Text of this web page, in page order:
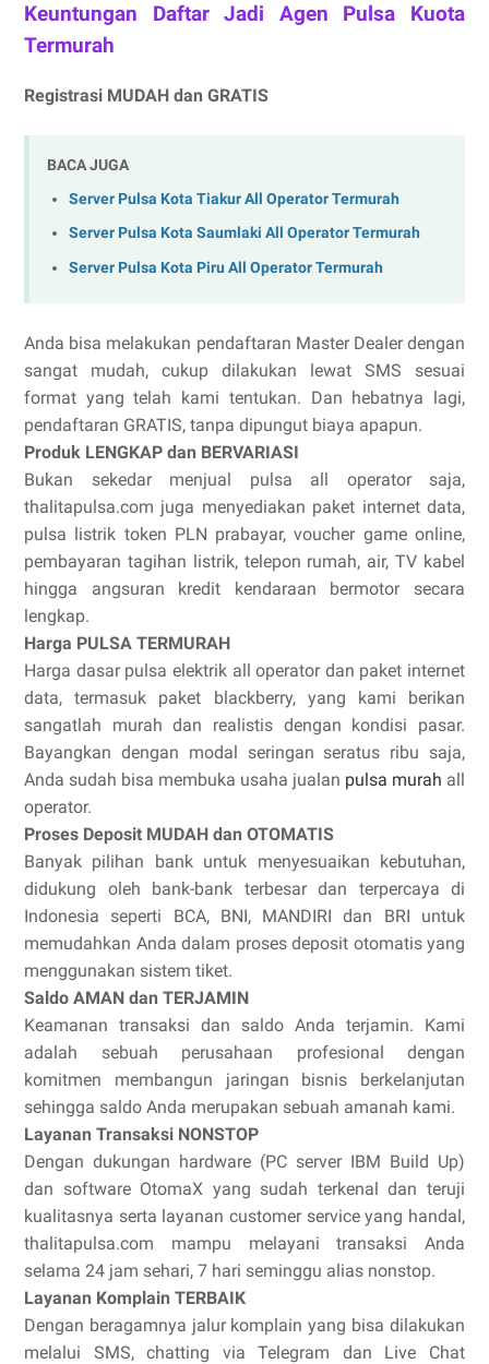
Keuntungan Daftar Jadi Agen Pulsa Kuota
Termurah
Registrasi MUDAH dan GRATIS
BACA JUGA
Server Pulsa Kota Tiakur All Operator Termurah
Server Pulsa Kota Saumlaki All Operator Termurah
Server Pulsa Kota Piru All Operator Termurah
Anda bisa melakukan pendaftaran Master Dealer dengan
sangat mudah, cukup dilakukan lewat SMS sesuai
format yang telah kami tentukan. Dan hebatnya lagi,
pendaftaran GRATIS, tanpa dipungut biaya apapun.
Produk LENGKAP dan BERVARIASI
Bukan sekedar menjual pulsa all operator saja,
thalitapulsa.com juga menyediakan paket internet data,
pulsa listrik token PLN prabayar, voucher game online,
pembayaran tagihan listrik, telepon rumah, air, TV kabel
hingga angsuran kredit kendaraan bermotor secara
lengkap.
Harga PULSA TERMURAH
Harga dasar pulsa elektrik all operator dan paket internet
data, termasuk paket blackberry, yang kami berikan
sangatlah murah dan realistis dengan kondisi pasar.
Bayangkan dengan modal seringan seratus ribu saja,
Anda sudah bisa membuka usaha jualan pulsa murah all
operator.
Proses Deposit MUDAH dan OTOMATIS
Banyak pilihan bank untuk menyesuaikan kebutuhan,
didukung oleh bank-bank terbesar dan terpercaya di
Indonesia seperti BCA, BNI, MANDIRI dan BRI untuk
memudahkan Anda dalam proses deposit otomatis yang
menggunakan sistem tiket.
Saldo AMAN dan TERJAMIN
Keamanan transaksi dan saldo Anda terjamin. Kami
adalah sebuah perusahaan profesional dengan
komitmen membangun jaringan bisnis berkelanjutan
sehingga saldo Anda merupakan sebuah amanah kami.
Layanan Transaksi NONSTOP
Dengan dukungan hardware (PC server IBM Build Up)
dan software OtomaX yang sudah terkenal dan teruji
kualitasnya serta layanan customer service yang handal,
thalitapulsa.com mampu melayani transaksi Anda
selama 24 jam sehari, 7 hari seminggu alias nonstop.
Layanan Komplain TERBAIK
Dengan beragamnya jalur komplain yang bisa dilakukan
melalui SMS, chatting via Telegram dan Live Chat